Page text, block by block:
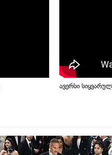
ავერსი